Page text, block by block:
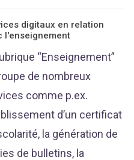
digitaux en relation
l'enseignement
“Enseignement”
de nombreux
comme p.ex.
d’un certificat
la génération de
de bulletins, la